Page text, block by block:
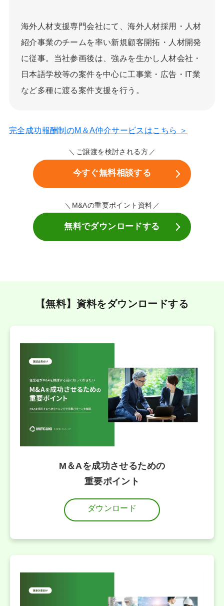
海外人材支援専門会社にて、海外人材採用・人材
紹介事業のチームを率い新規顧客開拓・人材開発
に従事。当社参画後は、強みを生かし人材会社・
日本語学校等の案件を中心に工事業・広告・IT業
など多種に渡る案件支援を行う。
完全成功報酬制のM＆A仲介サービスはこちら ＞
ご譲渡を検討される方
今すぐ無料相談する
M&Aの重要ポイント資料
無料でダウンロードする
【無料】資料をダウンロードする
M＆Aを成功させるための
重要ポイント
ダウンロード